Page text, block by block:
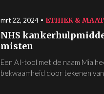
mrt 22, 2024 ETHIEK &
NHS
misten
Een AI-tool met de naam Mia
bekwaamheid door tekenen